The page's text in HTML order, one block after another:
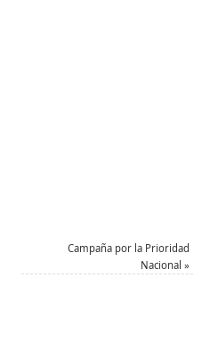
Campaña por la Prioridad
Nacional»